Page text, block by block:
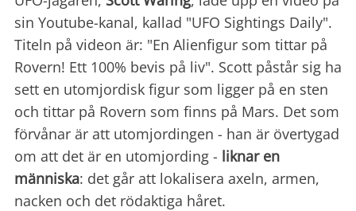
sin Youtube-kanal, kallad "UFO Sightings Daily".
Titeln på videon är: "En Alienfigur som tittar på
Rovern! Ett 100% bevis på liv". Scott påstår sig ha
sett en utomjordisk figur som ligger på en sten
och tittar på Rovern som finns på Mars. Det som
förvånar är att utomjordingen - han är övertygad
om att det är en utomjording - liknar en
människa: det går att lokalisera axeln, armen,
nacken och det rödaktiga håret.